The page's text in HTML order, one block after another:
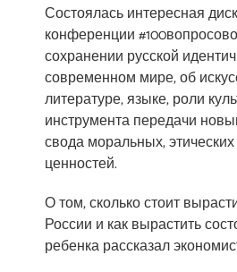
Состоялась интересная
конференции
сохранении русской
современном мире, об
литературе, языке, роли
инструмента передачи
свода моральных, этических
ценностей.
О том, сколько стоит
России и как вырастить
ребенка рассказал